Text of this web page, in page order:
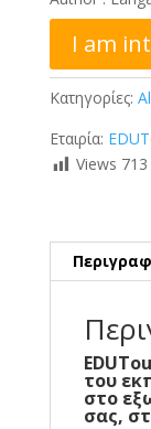
I am
Κατηγορίες:
Εταιρία:
Views 713
του
στο
σας,